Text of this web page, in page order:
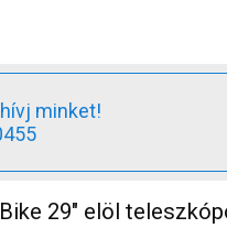
minket!
29" elöl